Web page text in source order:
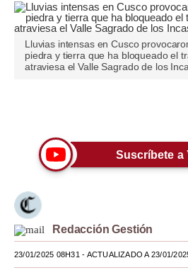
Pregunta de hoy
Blogs
Tendencias
Moda
Mundo
EEUU
México
Lluvias intensas en Cusco
piedra y tierra que ha bloqueado el
atraviesa el Valle Sagrado de los
Suscríbete a
Redacción Gestión
23/01/2025 08H31 - ACTUALIZADO A 23/01/